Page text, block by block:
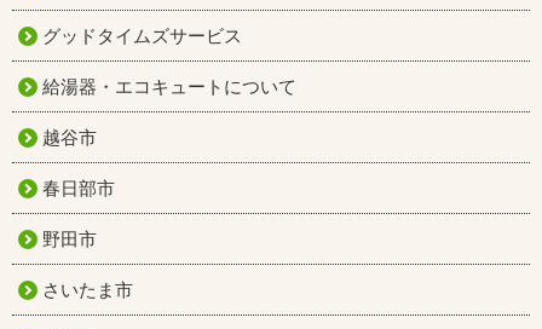
グッドタイムズサービス
給湯器・エコキュートについて
越谷市
春日部市
野田市
さいたま市